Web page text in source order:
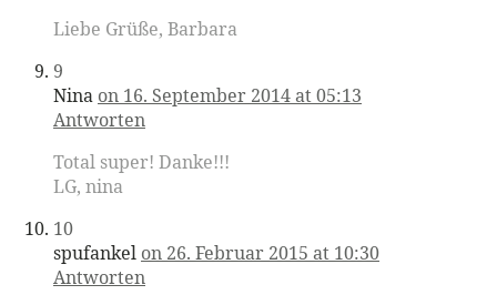
Liebe Grüße, Barbara
9
Nina on 16. September 2014 at 05:13
Antworten
Total super! Danke!!!
LG, nina
10
spufankel on 26. Februar 2015 at 10:30
Antworten